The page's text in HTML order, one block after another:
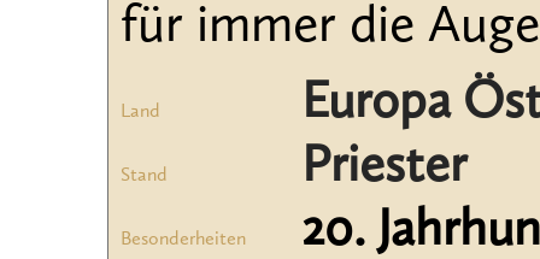
für immer die
Land Europa
Stand Priester
Besonderheiten 20.